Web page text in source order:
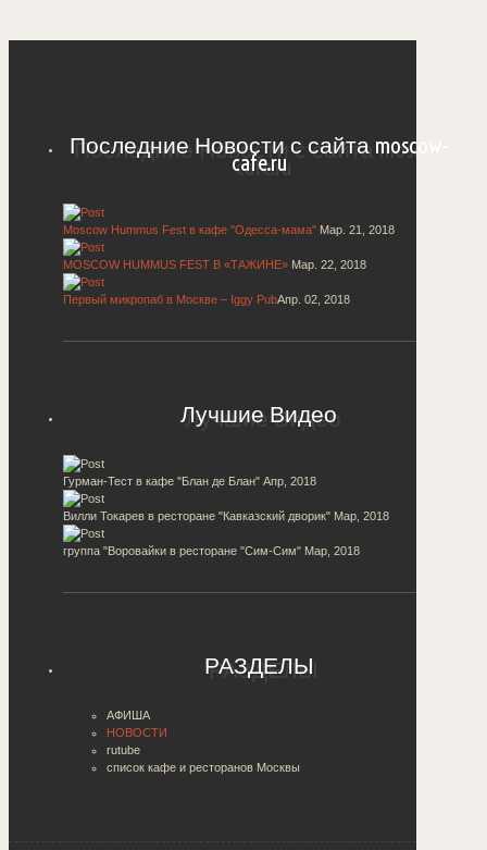
Последние Новости с сайта moscow-
cafe.ru
Moscow Hummus Fest в кафе "Одесса-мама" Мар. 21, 2018
MOSCOW HUMMUS FEST В «ТАЖИНЕ» Мар. 22, 2018
Первый микропаб в Москве – Iggy PubАпр. 02, 2018
Лучшие Видео
Гурман-Тест в кафе "Блан де Блан" Апр, 2018
Вилли Токарев в ресторане "Кавказский дворик" Мар, 2018
группа "Воровайки в ресторане "Сим-Сим" Мар, 2018
РАЗДЕЛЫ
АФИША
НОВОСТИ
rutube
список кафе и ресторанов Москвы